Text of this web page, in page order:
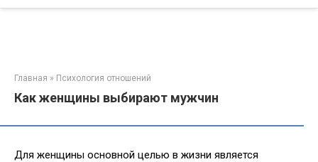
Главная » Психология отношений
Как женщины выбирают мужчин
Для женщины основной целью в жизни является